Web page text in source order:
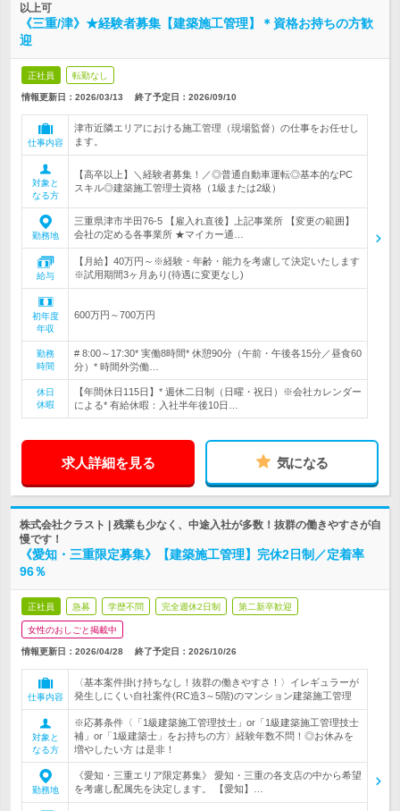
以上可
《三重/津》★経験者募集【建築施工管理】＊資格お持ちの方歓
迎
正社員 転勤なし
情報更新日：2026/03/13 終了予定日： 2026/09/10
仕事内容
津市近隣エリアにおける施工管理（現場監督）の仕事をお任せし
ます。
対象と
なる方
【高卒以上】＼経験者募集！／◎普通自動車運転◎基本的なPC
スキル◎建築施工管理士資格（1級または2級）
勤務地
三重県津市半田76-5 【雇入れ直後】上記事業所 【変更の範囲】
会社の定める各事業所 ★マイカー通…
給与
【月給】40万円～※経験・年齢・能力を考慮して決定いたします
※試用期間3ヶ月あり(待遇に変更なし)
初年度
年収
600万円～700万円
勤務
時間
# 8:00～17:30* 実働8時間* 休憩90分（午前・午後各15分／昼食60
分）* 時間外労働…
休日
休暇
【年間休日115日】* 週休二日制（日曜・祝日）※会社カレンダー
による* 有給休暇：入社半年後10日…
求人詳細を見る 気になる
株式会社クラスト | 残業も少なく、中途入社が多数！抜群の働きやすさが自
慢です！
《愛知・三重限定募集》【建築施工管理】完休2日制／定着率
96％
正社員 急募 学歴不問 完全週休2日制 第二新卒歓迎
女性のおしごと掲載中
情報更新日：2026/04/28 終了予定日： 2026/10/26
仕事内容
〈基本案件掛け持ちなし！抜群の働きやすさ！〉イレギュラーが
発生しにくい自社案件(RC造3～5階)のマンション建築施工管理
対象と
なる方
※応募条件〈「1級建築施工管理技士」or「1級建築施工管理技士
補」or「1級建築士」をお持ちの方〉経験年数不問！◎お休みを
増やしたい方 は是非！
勤務地
《愛知・三重エリア限定募集》 愛知・三重の各支店の中から希望
を考慮し配属先を決定します。 【愛知】…